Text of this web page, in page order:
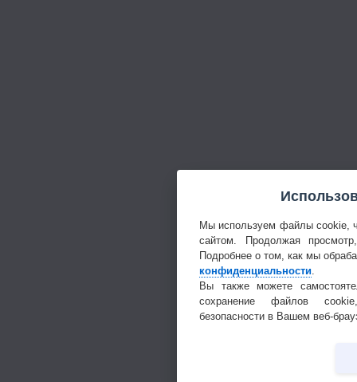
Мы используем файлы cookie,
сайтом. Продолжая
Подробнее о том, как мы
конфиденциальности
Вы также можете
сохранение файлов
безопасности в Вашем веб-